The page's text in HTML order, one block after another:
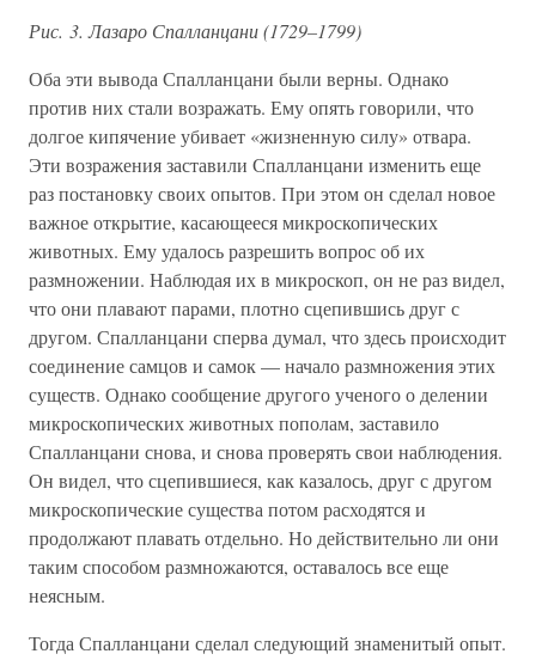
Рис. 3. Лазаро Спалланцани (1729–1799)
Оба эти вывода Спалланцани были верны. Однако
против них стали возражать. Ему опять говорили, что
долгое кипячение убивает «жизненную силу» отвара.
Эти возражения заставили Спалланцани изменить еще
раз постановку своих опытов. При этом он сделал новое
важное открытие, касающееся микроскопических
животных. Ему удалось разрешить вопрос об их
размножении. Наблюдая их в микроскоп, он не раз видел,
что они плавают парами, плотно сцепившись друг с
другом. Спалланцани сперва думал, что здесь происходит
соединение самцов и самок — начало размножения этих
существ. Однако сообщение другого ученого о делении
микроскопических животных пополам, заставило
Спалланцани снова, и снова проверять свои наблюдения.
Он видел, что сцепившиеся, как казалось, друг с другом
микроскопические существа потом расходятся и
продолжают плавать отдельно. Но действительно ли они
таким способом размножаются, оставалось все еще
неясным.
Тогда Спалланцани сделал следующий знаменитый опыт.